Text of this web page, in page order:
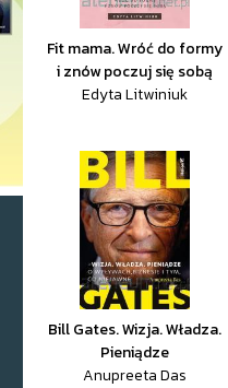
Fit mama. Wróć do formy
i znów poczuj się sobą
Edyta Litwiniuk
Bill Gates. Wizja. Władza.
Pieniądze
Anupreeta Das